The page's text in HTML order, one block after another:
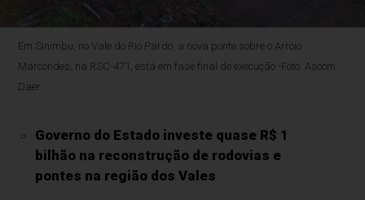
Em Sinimbu, no Vale do Rio Pardo, a nova ponte sobre o Arroio
Marcondes, na RSC-471, está em fase final de execução -Foto: Ascom
Daer
Governo do Estado investe quase R$ 1
bilhão na reconstrução de rodovias e
pontes na região dos Vales